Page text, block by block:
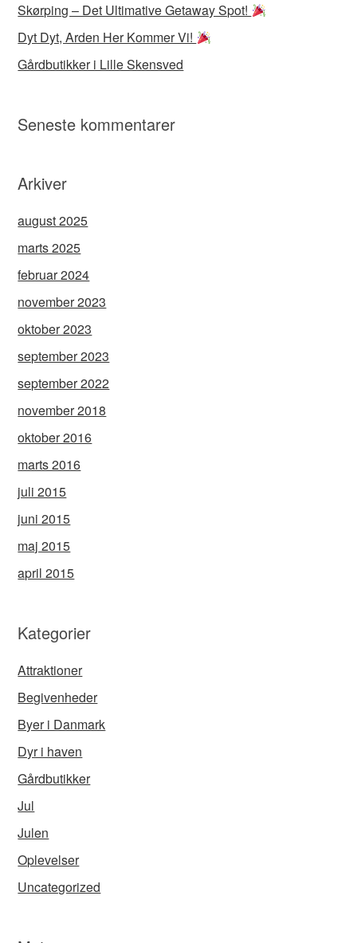
Skørping – Det Ultimative Getaway Spot!
Dyt Dyt, Arden Her Kommer Vi!
Gårdbutikker i Lille Skensved
Seneste kommentarer
Arkiver
august 2025
marts 2025
februar 2024
november 2023
oktober 2023
september 2023
september 2022
november 2018
oktober 2016
marts 2016
juli 2015
juni 2015
maj 2015
april 2015
Kategorier
Attraktioner
Begivenheder
Byer i Danmark
Dyr i haven
Gårdbutikker
Jul
Julen
Oplevelser
Uncategorized